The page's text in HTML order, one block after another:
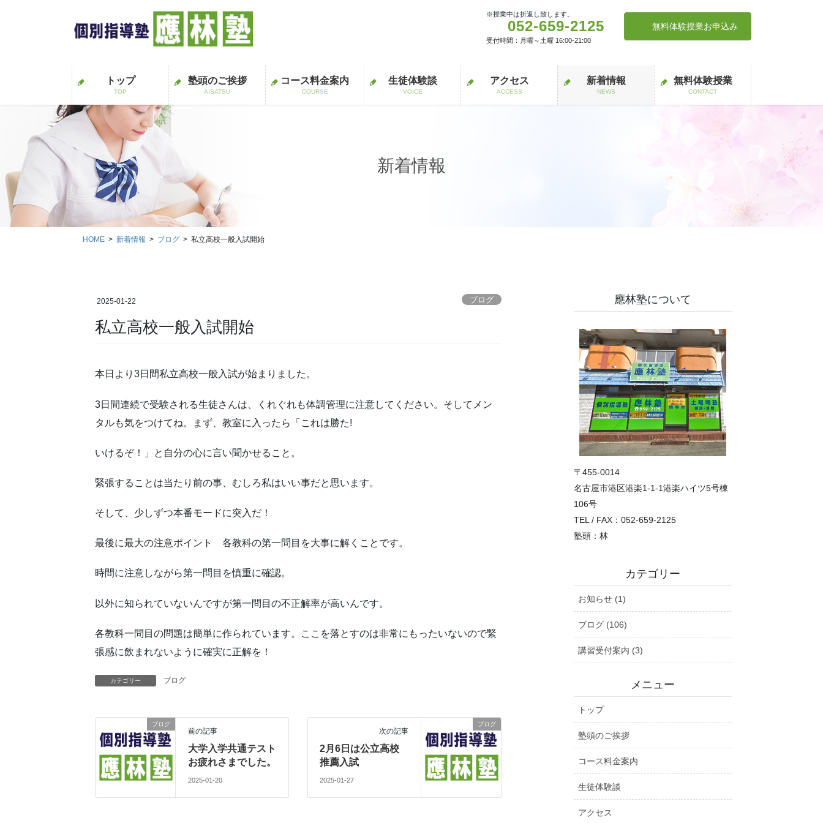
※授業中は折返し致します。
052-659-2125
受付時間：月曜～土曜 16:00-21:00
無料体験授業お申込み
トップ
TOP
塾頭のご挨拶
AISATSU
コース料金案内
COURSE
生徒体験談
VOICE
アクセス
ACCESS
新着情報
NEWS
無料体験授業
CONTACT
新着情報
HOME 新着情報 ブログ 私立高校一般入試開始
2025-01-22 ブログ
私立高校一般入試開始
本日より3日間私立高校一般入試が始まりました。
3日間連続で受験される生徒さんは、くれぐれも体調管理に注意してください。そしてメン
タルも気をつけてね。まず、教室に入ったら「これは勝た!
いけるぞ！」と自分の心に言い聞かせること。
緊張することは当たり前の事、むしろ私はいい事だと思います。
そして、少しずつ本番モードに突入だ！
最後に最大の注意ポイント 各教科の第一問目を大事に解くことです。
時間に注意しながら第一問目を慎重に確認。
以外に知られていないんですが第一問目の不正解率が高いんです。
各教科一問目の問題は簡単に作られています。ここを落とすのは非常にもったいないので緊
張感に飲まれないように確実に正解を！
カテゴリー ブログ
ブログ
前の記事
大学入学共通テスト
お疲れさまでした。
2025-01-20
ブログ
次の記事
2月6日は公立高校
推薦入試
2025-01-27
應林塾について
〒455-0014
名古屋市港区港楽1-1-1港楽ハイツ5号棟
106号
TEL / FAX：052-659-2125
塾頭：林
カテゴリー
お知らせ (1)
ブログ (106)
講習受付案内 (3)
メニュー
トップ
塾頭のご挨拶
コース料金案内
生徒体験談
アクセス